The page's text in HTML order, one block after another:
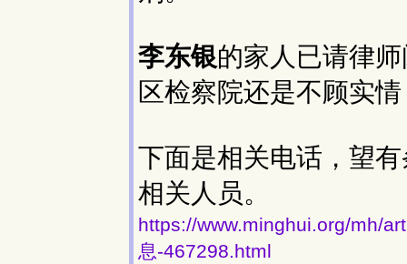
李东银的家人已请律
区检察院还是不顾实
下面是相关电话，望
相关人员。
https://www.minghui.org/mh/
息-467298.html